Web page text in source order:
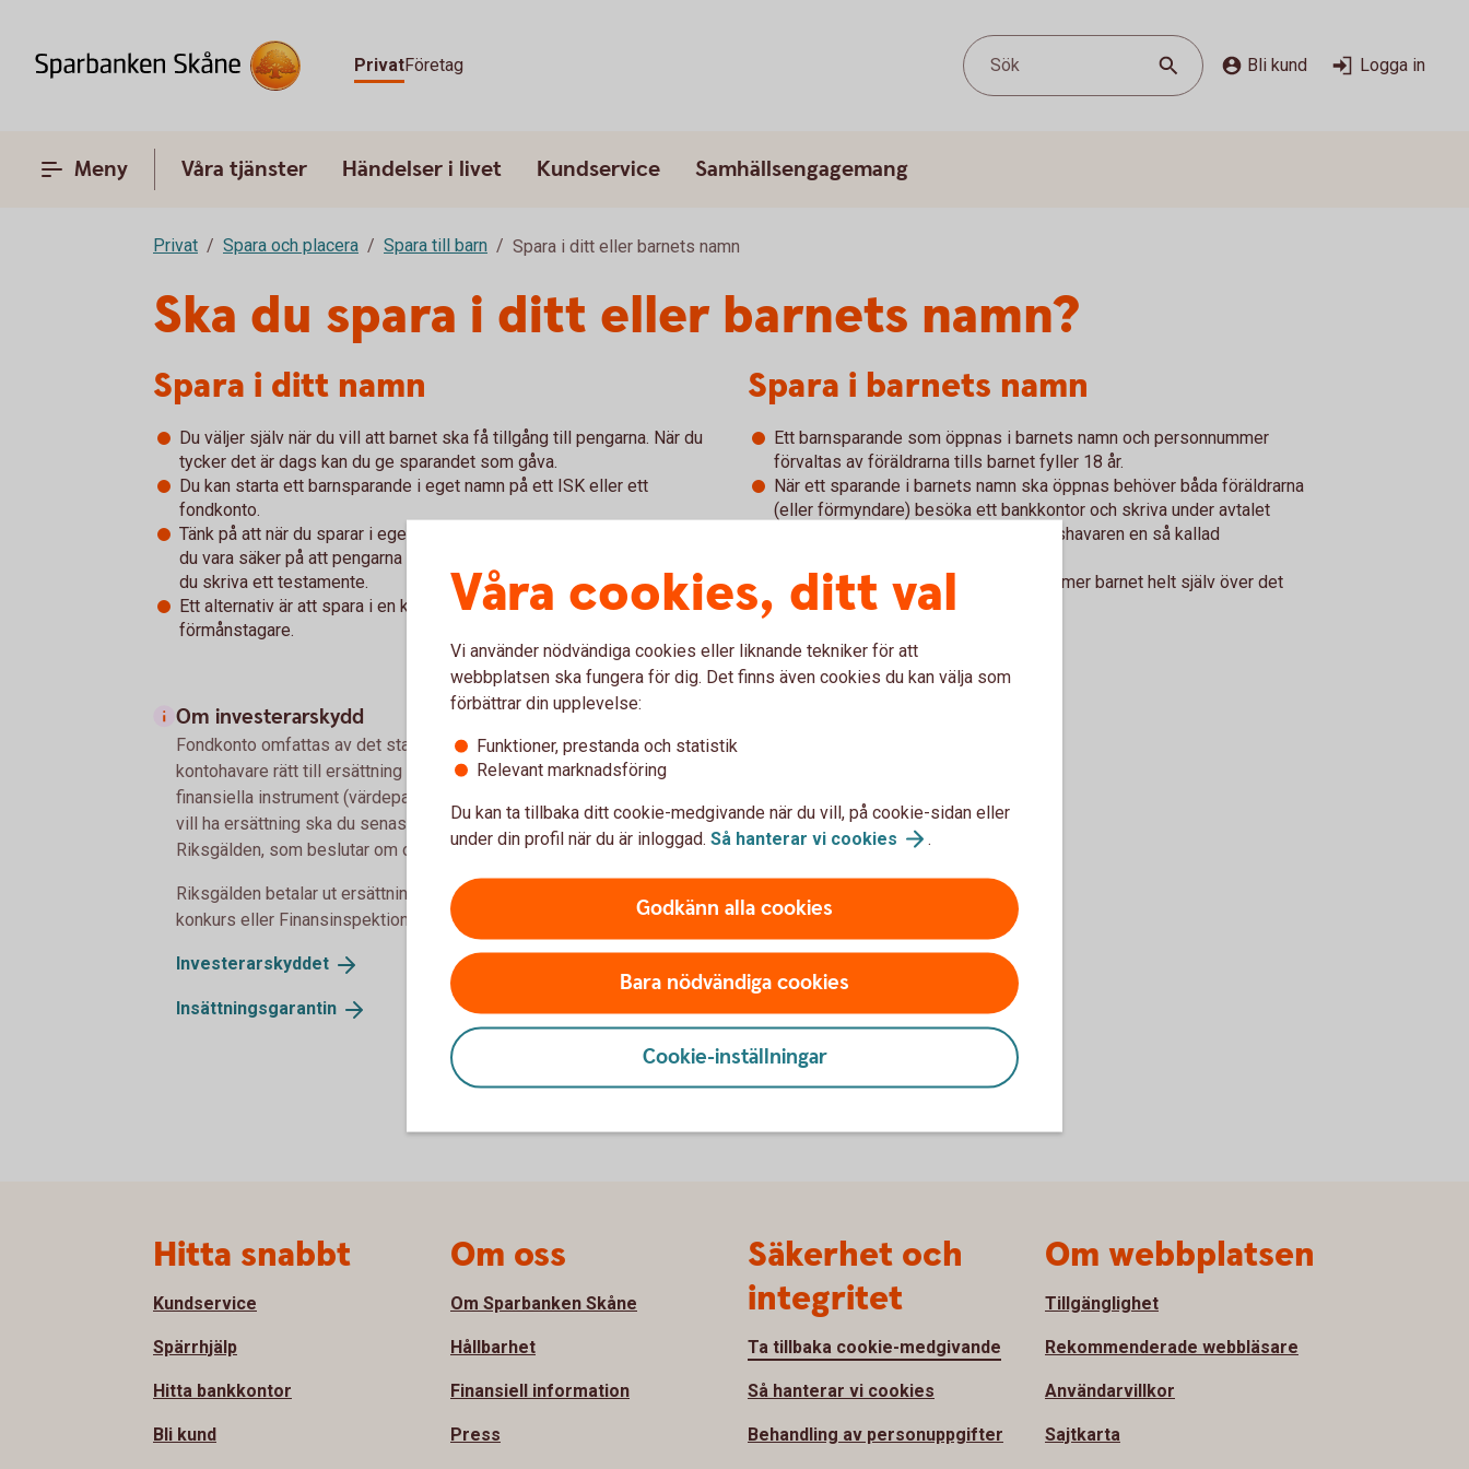
PrivatFöretag Sök Bli kund Logga in
Meny Våra tjänster Händelser i livet Kundservice Samhällsengagemang
Privat Spara och placera Spara till barn Spara i ditt eller barnets namn
Ska du spara i ditt eller barnets namn?
Spara i ditt namn
Du väljer själv när du vill att barnet ska få tillgång till pengarna. När du
tycker det är dags kan du ge sparandet som gåva.
Du kan starta ett barnsparande i eget namn på ett ISK eller ett
fondkonto.
Tänk på att när du sparar i eget namn är pengarna juridiskt sett dina. Vill
du vara säker på att pengarna går till barnet om du skulle dö, behöver
du skriva ett testamente.
Ett alternativ är att spara i en kapitalförsäkring med barnet som
förmånstagare.
Spara i barnets namn
Ett barnsparande som öppnas i barnets namn och personnummer
förvaltas av föräldrarna tills barnet fyller 18 år.
När ett sparande i barnets namn ska öppnas behöver båda föräldrarna
(eller förmyndare) besöka ett bankkontor och skriva under avtalet
alternativt så lämnar den ena vårdnadshavaren en så kallad
Från det att barnet fyller 18 år bestämmer barnet helt själv över det
sparade kapitalet.
Om investerarskydd
Fondkonto omfattas av det statliga investerarskyddet. Investerarskyddet ger dig som
kontohavare rätt till ersättning om banken går i konkurs och du inte kan få ut dina
finansiella instrument (värdepapper). Beloppet är för närvarande högst 250 000 kr. Om du
vill ha ersättning ska du senast ett år från dagen för konkursbeslutet vända dig till
Riksgälden, som beslutar om och betalar ut ersättningen.
Riksgälden betalar ut ersättning inom 7 arbetsdagar från den dag banken försattes i
konkurs eller Finansinspektionen beslutade att garantin ska träda in.
Investerarskyddet
Insättningsgarantin
Våra cookies, ditt val
Vi använder nödvändiga cookies eller liknande tekniker för att
webbplatsen ska fungera för dig. Det finns även cookies du kan välja som
förbättrar din upplevelse:
Funktioner, prestanda och statistik
Relevant marknadsföring
Du kan ta tillbaka ditt cookie-medgivande när du vill, på cookie-sidan eller
under din profil när du är inloggad. Så hanterar vi cookies .
Godkänn alla cookies
Bara nödvändiga cookies
Cookie-inställningar
Hitta snabbt
Kundservice
Spärrhjälp
Hitta bankkontor
Bli kund
Om oss
Om Sparbanken Skåne
Hållbarhet
Finansiell information
Press
Säkerhet och
integritet
Ta tillbaka cookie-medgivande
Så hanterar vi cookies
Behandling av personuppgifter
Om webbplatsen
Tillgänglighet
Rekommenderade webbläsare
Användarvillkor
Sajtkarta